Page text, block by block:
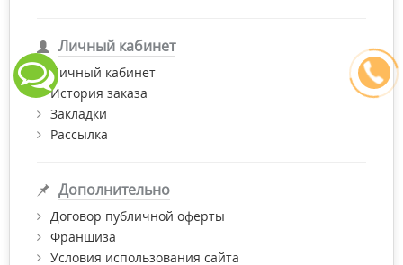
Личный кабинет
Личный кабинет
История заказа
Закладки
Рассылка
Дополнительно
Договор публичной оферты
Франшиза
Условия использования сайта